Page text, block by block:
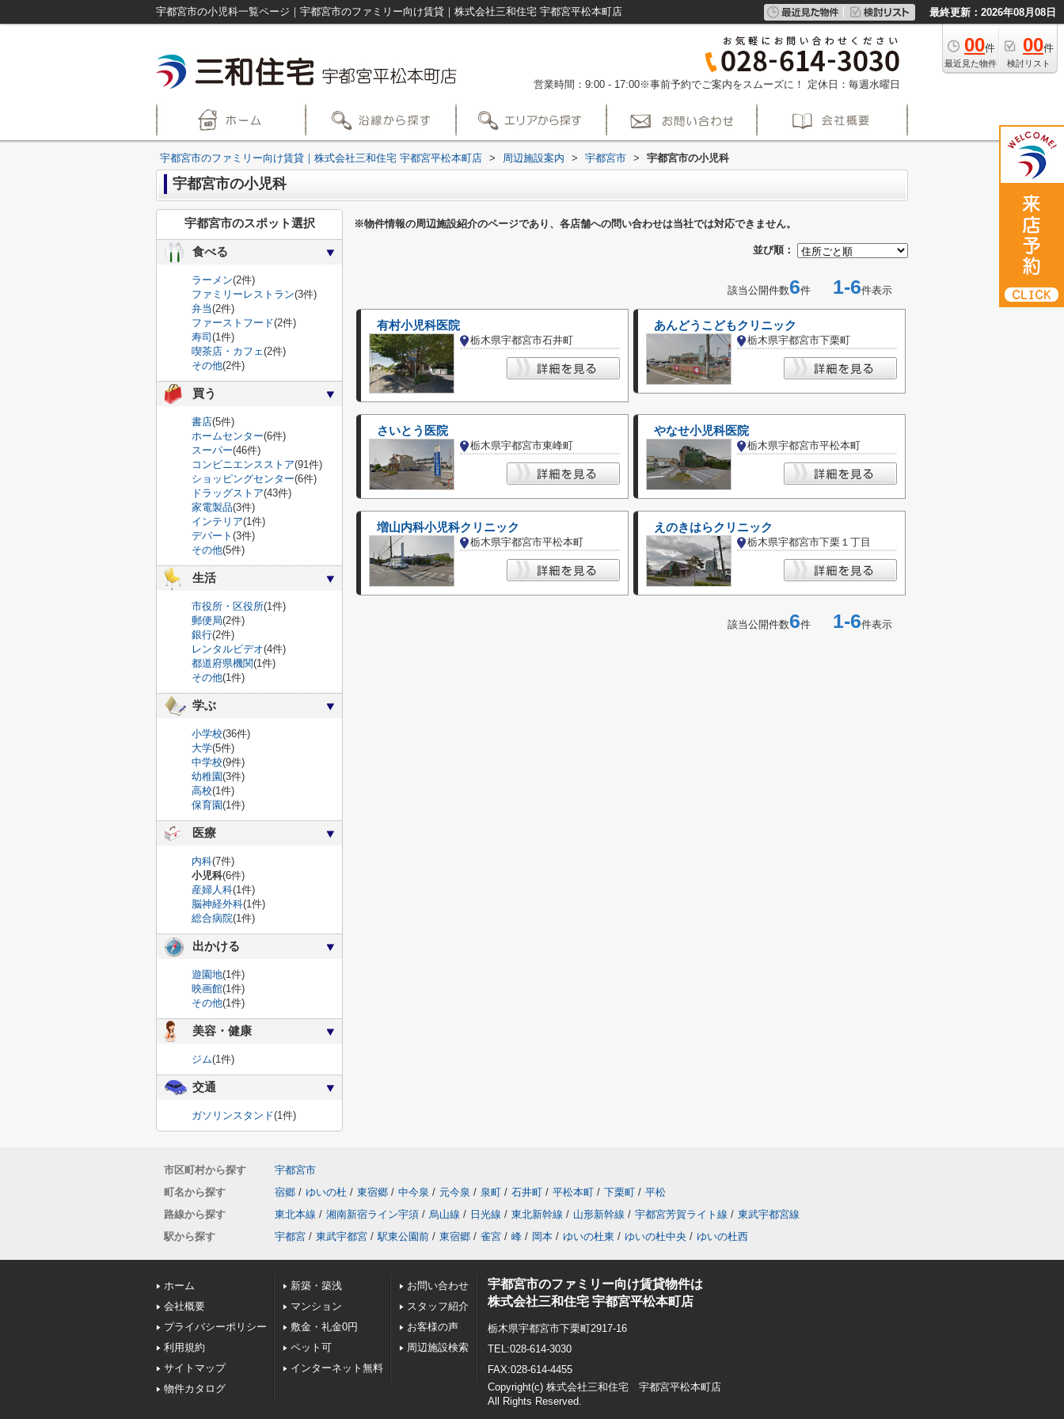
宇都宮市の小児科一覧ページ｜宇都宮市のファミリー向け賃貸｜株式会社三和住宅 宇都宮平松本町店 最終更新：2026年08月08日
00件
最近見た物件
00件
検討リスト
営業時間：9:00 - 17:00※事前予約でご案内をスムーズに！ 定休日：毎週水曜日
宇都宮市のファミリー向け賃貸｜株式会社三和住宅 宇都宮平松本町店 > 周辺施設案内 > 宇都宮市 > 宇都宮市の小児科
宇都宮市の小児科
※物件情報の周辺施設紹介のページであり、各店舗への問い合わせは当社では対応できません。
並び順：
該当公開件数6件 1-6件表示
有村小児科医院
栃木県宇都宮市石井町
あんどうこどもクリニック
栃木県宇都宮市下栗町
さいとう医院
栃木県宇都宮市東峰町
やなせ小児科医院
栃木県宇都宮市平松本町
増山内科小児科クリニック
栃木県宇都宮市平松本町
えのきはらクリニック
栃木県宇都宮市下栗１丁目
該当公開件数6件 1-6件表示
宇都宮市のスポット選択
食べる
ラーメン(2件)
ファミリーレストラン(3件)
弁当(2件)
ファーストフード(2件)
寿司 (1件)
喫茶店・カフェ(2件)
その他(2件)
買う
書店(5件)
ホームセンター(6件)
スーパー(46件)
コンビニエンスストア(91件)
ショッピングセンター(6件)
ドラッグストア(43件)
家電製品(3件)
インテリア(1件)
デパート (3件)
その他(5件)
生活
市役所・区役所(1件)
郵便局(2件)
銀行(2件)
レンタルビデオ(4件)
都道府県機関(1件)
その他(1件)
学ぶ
小学校(36件)
大学(5件)
中学校(9件)
幼稚園(3件)
高校(1件)
保育園(1件)
医療
内科(7件)
小児科(6件)
産婦人科(1件)
脳神経外科(1件)
総合病院(1件)
出かける
遊園地(1件)
映画館(1件)
その他(1件)
美容・健康
ジム(1件)
交通
ガソリンスタンド(1件)
市区町村から探す
宇都宮市
町名から探す
宿郷 / ゆいの杜 / 東宿郷 / 中今泉 / 元今泉 / 泉町 / 石井町 / 平松本町 / 下栗町 / 平松
路線から探す
東北本線 / 湘南新宿ライン宇須 / 烏山線 / 日光線 / 東北新幹線 / 山形新幹線 / 宇都宮芳賀ライト線 / 東武宇都宮線
駅から探す
宇都宮 / 東武宇都宮 / 駅東公園前 / 東宿郷 / 雀宮 / 峰 / 岡本 / ゆいの杜東 / ゆいの杜中央 / ゆいの杜西
ホーム
会社概要
プライバシーポリシー
利用規約
サイトマップ
物件カタログ
新築・築浅
マンション
敷金・礼金0円
ペット可
インターネット無料
お問い合わせ
スタッフ紹介
お客様の声
周辺施設検索
宇都宮市のファミリー向け賃貸物件は
株式会社三和住宅 宇都宮平松本町店
栃木県宇都宮市下栗町2917-16
TEL:028-614-3030
FAX:028-614-4455
Copyright(c) 株式会社三和住宅 宇都宮平松本町店
All Rights Reserved.